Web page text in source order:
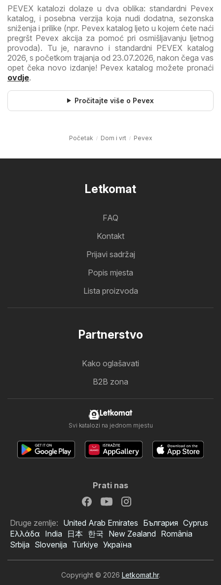
PEVEX katalozi dolaze u dva oblika: standardni Pevex
katalog, i posebna verzija koja nudi dodatna, sezonska
sniženja i prilike (npr. Pevex katalog ljeto u kojem ćete naći
pregršt Pevex akcija za pomoć pri osmišljavanju ljetnog
provoda). Tu je, naravno i standardni PEVEX katalog
2026, s početkom trajanja od 23.07.2026, nakon čega vas
opet čeka novo izdanje! Pevex katalog možete pronaći
ovdje.
Pročitajte više o Pevex
Početak Dom i vrt Pevex
Letkomat
FAQ
Kontakt
Prijavi sadržaj
Popis mjesta
Lista proizvoda
Partnerstvo
Kako oglašavati
B2B zona
Letkomat
Svi katalozi na jednom mjestu
Prati nas
Druge zemlje: United Arab Emirates България Cyprus
Ελλάδα India 日本 한국 New Zealand România
Srbija Slovenija Türkiye Україна
Copyright © 2026 Letkomat.hr.